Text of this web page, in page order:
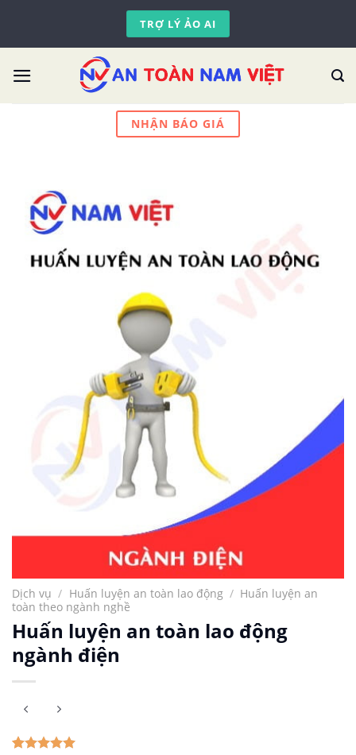
content
TRỢ LÝ ẢO AI
NHẬN BÁO GIÁ
Dịch vụ / Huấn luyện an toàn lao động / Huấn luyện an
toàn theo ngành nghề
Huấn luyện an toàn lao động
ngành điện